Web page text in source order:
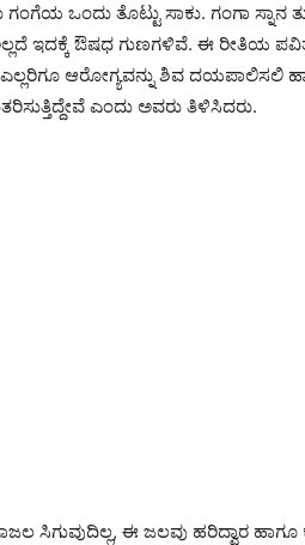
ಒಂದು ತೊಟ್ಟು ಸಾಕು. ಗಂಗಾ
ಇದಕ್ಕೆ ಔಷಧ ಗುಣಗಳಿವೆ. ಈ ರೀತಿಯ
ಎಲ್ಲರಿಗೂ ಆರೋಗ್ಯವನ್ನು ಶಿವ
ಎಂದು ಅವರು ತಿಳಿಸಿದರು.
ಸಿಗುವುದಿಲ್ಲ, ಈ ಜಲವು ಹರಿದ್ವಾರ